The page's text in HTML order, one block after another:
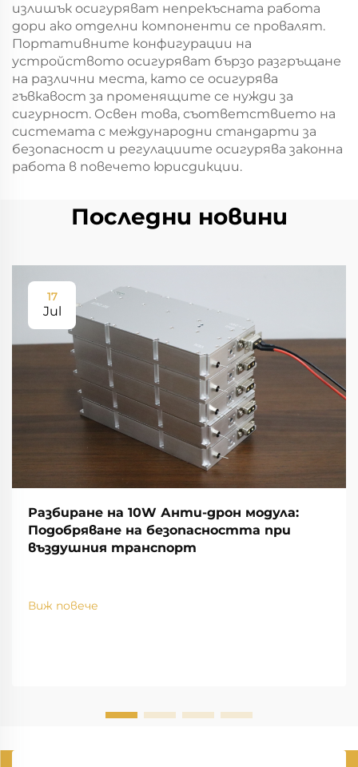
излишък осигуряват непрекъсната работа
дори ако отделни компоненти се провалят.
Портативните конфигурации на
устройството осигуряват бързо разгръщане
на различни места, като се осигурява
гъвкавост за променящите се нужди за
сигурност. Освен това, съответствието на
системата с международни стандарти за
безопасност и регулациите осигурява законна
работа в повечето юрисдикции.
Последни новини
17
Jul
Разбиране на 10W Анти-дрон модула:
Подобряване на безопасността при
въздушния транспорт
Виж повече